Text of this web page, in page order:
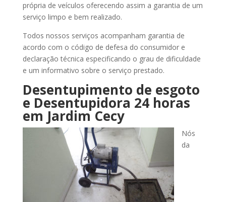
própria de veículos oferecendo assim a garantia de um
serviço limpo e bem realizado.
Todos nossos serviços acompanham garantia de
acordo com o código de defesa do consumidor e
declaração técnica especificando o grau de dificuldade
e um informativo sobre o serviço prestado.
Desentupimento de esgoto
e Desentupidora 24 horas
em Jardim Cecy
Nós
da